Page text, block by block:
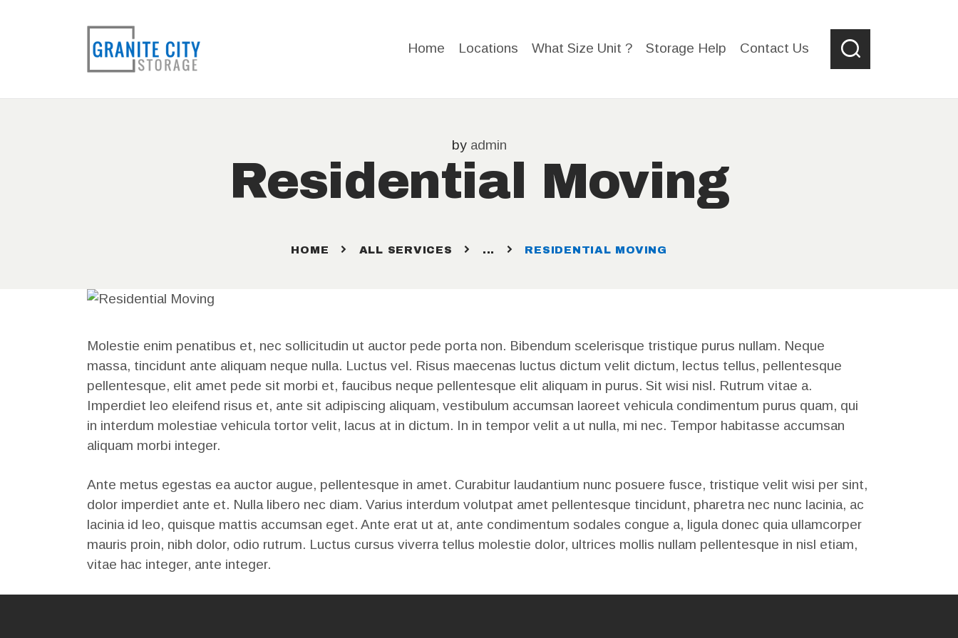
Home Locations What Size Unit ? Storage Help Contact Us
by admin
Residential Moving
HOME ALL SERVICES ... RESIDENTIAL MOVING
NS
WHAT
SIZE
CONTACT
US
Molestie enim penatibus et, nec sollicitudin ut auctor pede porta non. Bibendum scelerisque tristique purus nullam. Neque
massa, tincidunt ante aliquam neque nulla. Luctus vel. Risus maecenas luctus dictum velit dictum, lectus tellus, pellentesque
pellentesque, elit amet pede sit morbi et, faucibus neque pellentesque elit aliquam in purus. Sit wisi nisl. Rutrum vitae a.
Imperdiet leo eleifend risus et, ante sit adipiscing aliquam, vestibulum accumsan laoreet vehicula condimentum purus quam, qui
in interdum molestiae vehicula tortor velit, lacus at in dictum. In in tempor velit a ut nulla, mi nec. Tempor habitasse accumsan
aliquam morbi integer.
Ante metus egestas ea auctor augue, pellentesque in amet. Curabitur laudantium nunc posuere fusce, tristique velit wisi per sint,
dolor imperdiet ante et. Nulla libero nec diam. Varius interdum volutpat amet pellentesque tincidunt, pharetra nec nunc lacinia, ac
lacinia id leo, quisque mattis accumsan eget. Ante erat ut at, ante condimentum sodales congue a, ligula donec quia ullamcorper
mauris proin, nibh dolor, odio rutrum. Luctus cursus viverra tellus molestie dolor, ultrices mollis nullam pellentesque in nisl etiam,
vitae hac integer, ante integer.